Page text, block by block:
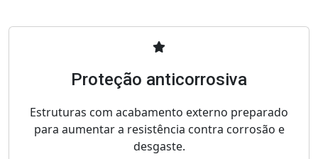
Proteção anticorrosiva
Estruturas com acabamento externo preparado
para aumentar a resistência contra corrosão e
desgaste.